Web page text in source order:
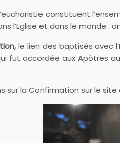
constituent
l’Eglise et dans le monde :
le lien des baptisés avec
fut accordée aux Apôtres
la Confirmation sur le site